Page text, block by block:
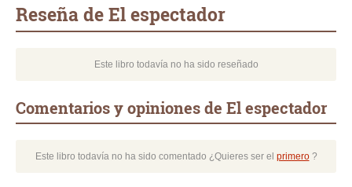
Reseña de El espectador
Este libro todavía no ha sido reseñado
Comentarios y opiniones de El espectador
Este libro todavía no ha sido comentado ¿Quieres ser el primero?